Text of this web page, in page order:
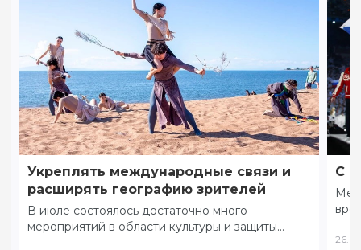
Укреплять международные связи и
расширять географию зрителей
В июле состоялось достаточно много
мероприятий в области культуры и защиты
С